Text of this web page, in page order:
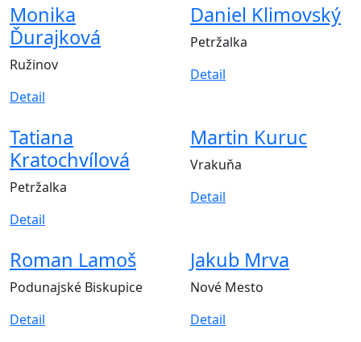
Monika
Ďurajková
Ružinov
Detail
Daniel Klimovský
Petržalka
Detail
Tatiana
Kratochvílová
Petržalka
Detail
Martin Kuruc
Vrakuňa
Detail
Roman Lamoš
Podunajské Biskupice
Detail
Jakub Mrva
Nové Mesto
Detail